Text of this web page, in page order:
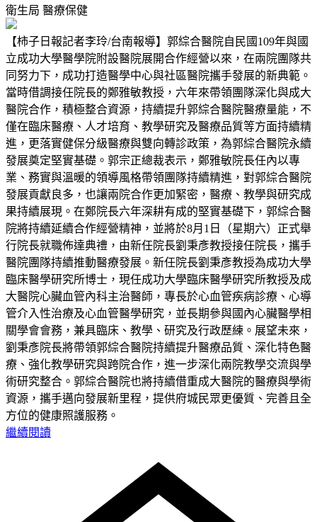
衛生局 醫療保健
【柿子日報記者李玲/台南報導】郭綜合醫院自民國109年與國
立成功大學醫學院附設醫院展開合作經營以來，在兩院團隊共
同努力下，成功打造醫學中心與社區醫院攜手發展的新典範。
當時借調接任院長的鄭雅敏教授，六年來帶領團隊深化與成大
醫院合作，積極整合資源，持續提升郭綜合醫院醫療量能，不
僅在臨床醫療、人才培育、教學研究及醫療品質等方面持續精
進，更落實健保分級醫療與雙向轉診政策，為郭綜合醫院永續
發展奠定堅實基礎。郭宗正總裁表示，鄭雅敏院長任內以專
業、務實與溫暖的領導風格帶領團隊持續精進，對郭綜合醫院
發展貢獻良多，也讓兩院合作更加緊密，醫療、教學與研究成
果持續展現。在鄭院長六年深耕有成的堅實基礎下，郭綜合醫
院將持續延續合作經營精神，並將於8月1日（星期六）正式舉
行院長就職佈達典禮，由新任院長劉秉彥教授接任院長，攜手
醫院團隊持續推動醫療發展。新任院長劉秉彥教授為成功大學
臨床醫學研究所博士，現任成功大學臨床醫學研究所教授及成
大醫院心臟血管內科主治醫師，專長於心血管疾病診療、心導
管介入性治療及心血管醫學研究，並長期參與國內心臟醫學相
關學會會務，兼具臨床、教學、研究及行政歷練。展望未來，
劉秉彥院長將帶領郭綜合醫院持續提升醫療品質、深化特色醫
療、強化教學研究與跨院合作，進一步深化兩院教學交流與學
術研究整合。郭綜合醫院也將持續借重成大醫院的醫療與學術
資源，攜手邁向發展新里程，提供府城民眾更優質、完善且全
方位的健康照護服務。
繼續閱讀